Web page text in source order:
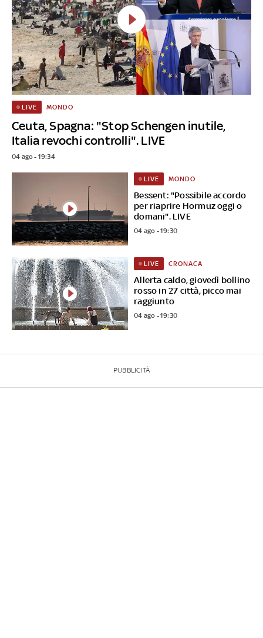
Ceuta, Spagna: "Stop Schengen inutile,
Italia revochi controlli". LIVE
LIVE MONDO
04 ago - 19:34
Bessent: "Possibile accordo
per riaprire Hormuz oggi o
domani". LIVE
LIVE MONDO
04 ago - 19:30
Allerta caldo, giovedì bollino
rosso in 27 città, picco mai
raggiunto
LIVE CRONACA
04 ago - 19:30
PUBBLICITÀ